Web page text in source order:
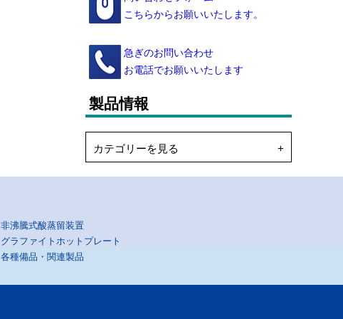
こちらからお願いいたします。
急ぎのお問い合わせ
お電話でお願いいたします
製品情報
カテゴリーを見る
非沸騰式酸蒸留装置
グラファイトホットプレート
各種備品・関連製品